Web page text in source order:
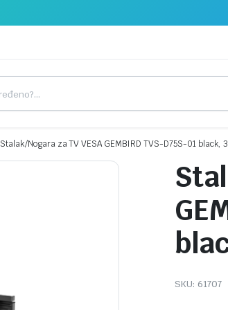
Stalak/Nogara za TV VESA GEMBIRD TVS-D75S-01 black,
SKU: 61707